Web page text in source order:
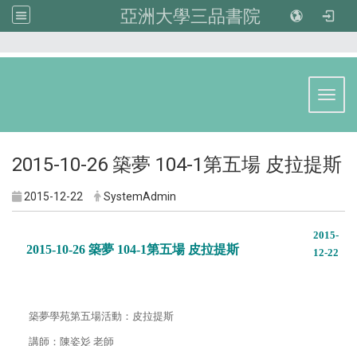
亞洲大學三品書院
2015-10-26 築夢 104-1第五場 皮拉提斯
2015-12-22 SystemAdmin
2015-10-26 築夢 104-1第五場 皮拉提斯
2015-
12-22
築夢學苑第五場活動：皮拉提斯
講師 ： 陳姿彣 老師